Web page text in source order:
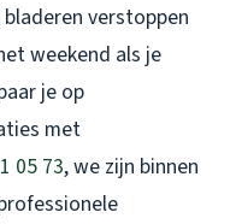
verstoppen
weekend als je
je op
met
05 73, we zijn binnen